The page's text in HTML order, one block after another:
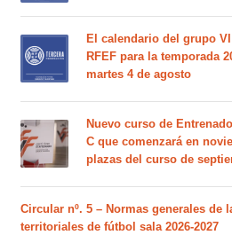
El calendario del grupo
RFEF para la temporada
martes 4 de agosto
Nuevo curso de
C que comenzará en
plazas del curso de
Circular nº. 5 – Normas generales de
territoriales de fútbol sala 2026-2027